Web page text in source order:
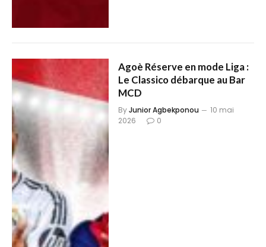
Agoè Réserve en mode Liga :
Le Classico débarque au Bar
MCD
ByJunior Agbekponou
10 mai
2026
0